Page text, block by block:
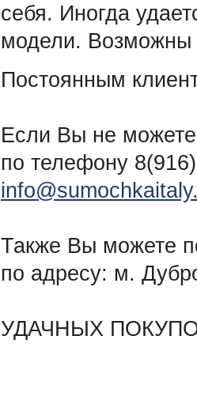
себя. Иногда
модели. Возможны
Постоянным
Если Вы не
по телефону
Также Вы можете
по адресу: м.
УДАЧНЫХ